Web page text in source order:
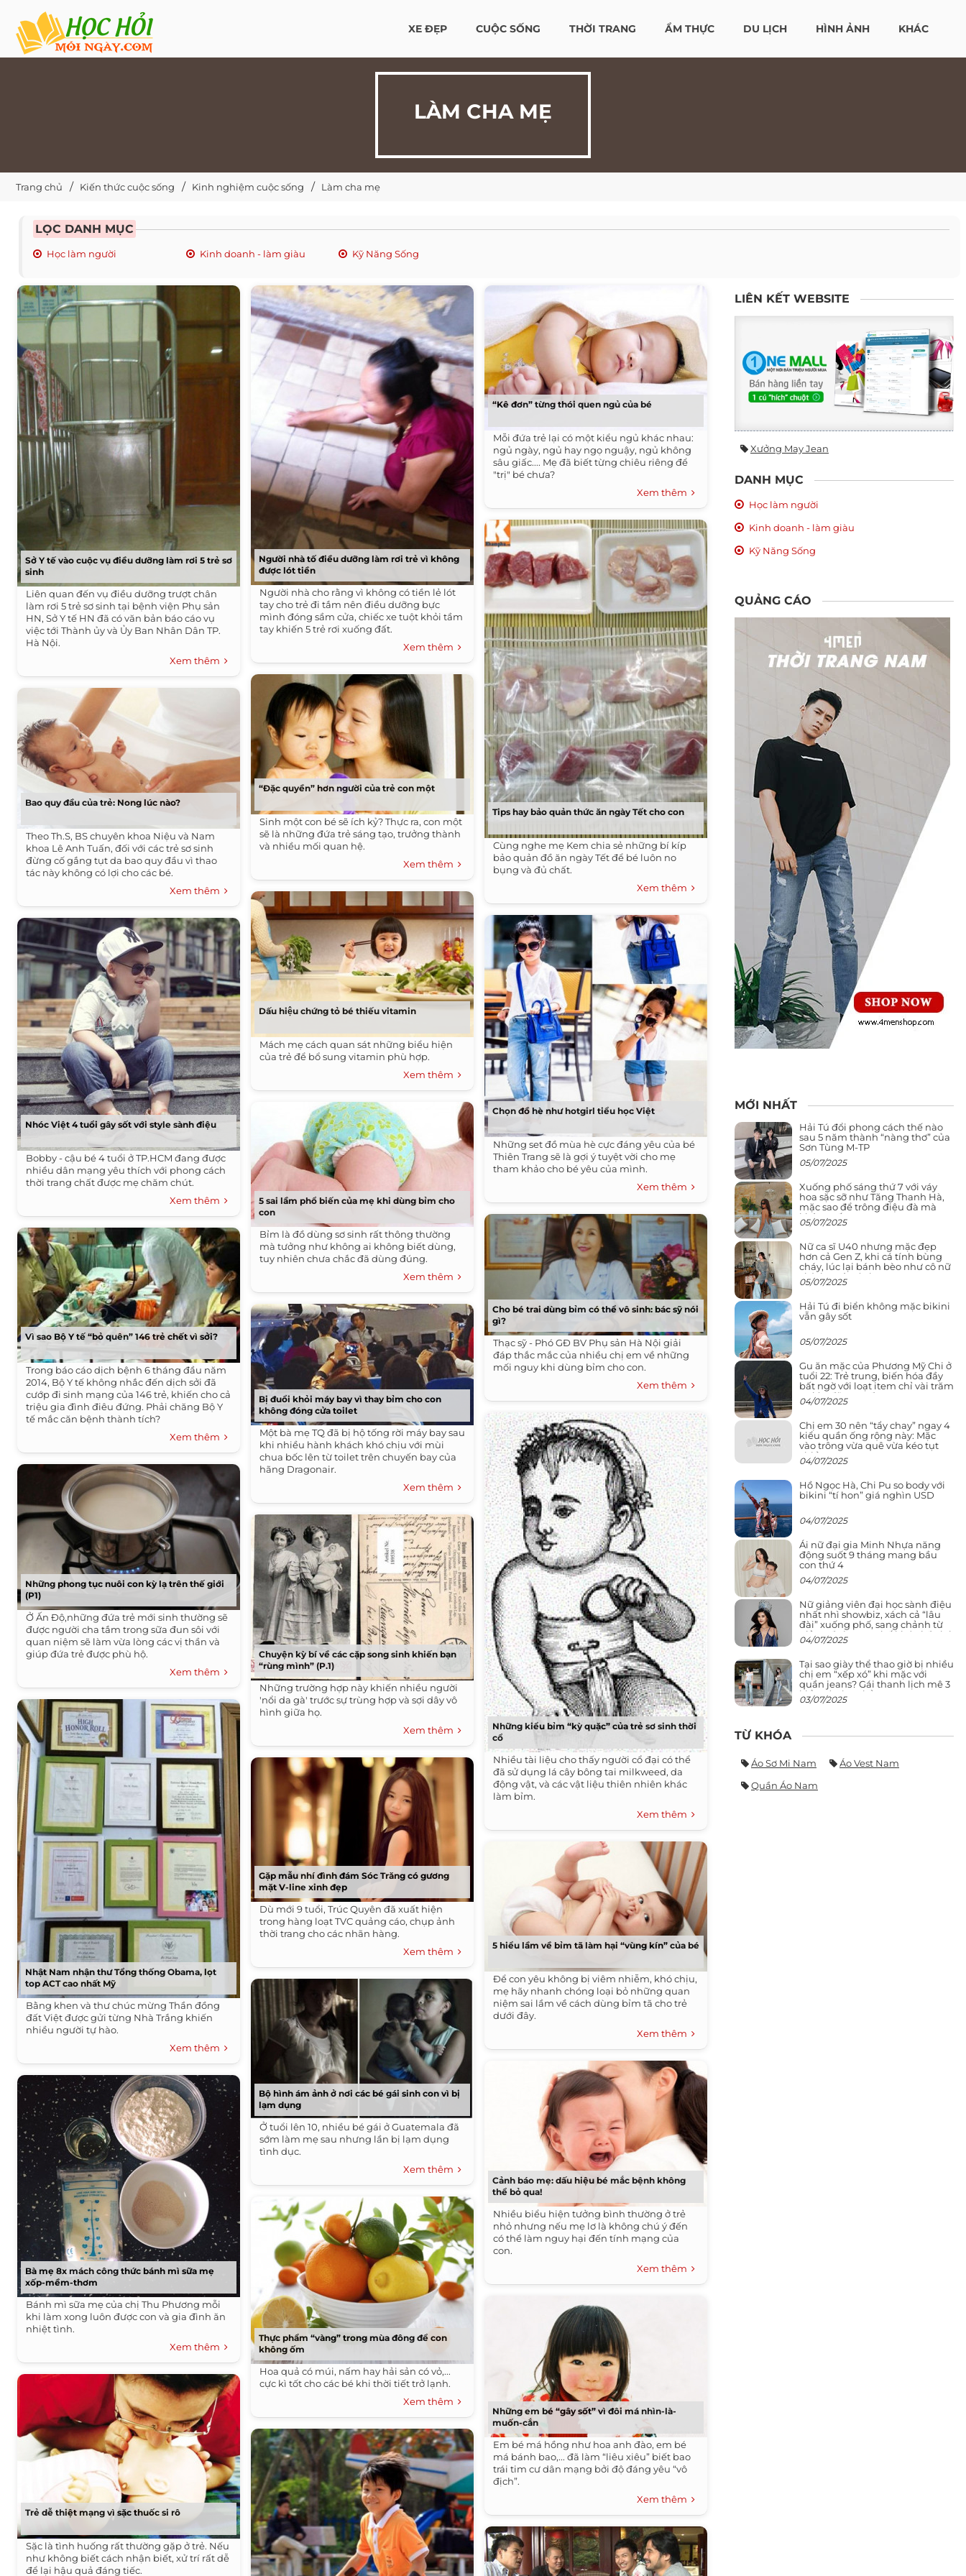
XE ĐẸP CUỘC SỐNG THỜI TRANG ẨM THỰC DU LỊCH HÌNH ẢNH KHÁC
LÀM CHA MẸ
Trang chủ Kiến thức cuộc sống Kinh nghiệm cuộc sống Làm cha mẹ
LỌC DANH MỤC
Học làm người Kinh doanh - làm giàu Kỹ Năng Sống
Sở Y tế vào cuộc vụ điều dưỡng làm rơi 5 trẻ sơ
sinh
Liên quan đến vụ điều dưỡng trượt chân
làm rơi 5 trẻ sơ sinh tại bệnh viện Phụ sản
HN, Sở Y tế HN đã có văn bản báo cáo vụ
việc tới Thành ủy và Ủy Ban Nhân Dân TP.
Hà Nội.
Xem thêm
Bao quy đầu của trẻ: Nong lúc nào?
Theo Th.S, BS chuyên khoa Niệu và Nam
khoa Lê Anh Tuấn, đối với các trẻ sơ sinh
đừng cố gắng tụt da bao quy đầu vì thao
tác này không có lợi cho các bé.
Xem thêm
Nhóc Việt 4 tuổi gây sốt với style sành điệu
Bobby - cậu bé 4 tuổi ở TP.HCM đang được
nhiều dân mạng yêu thích với phong cách
thời trang chất được mẹ chăm chút.
Xem thêm
Vì sao Bộ Y tế “bỏ quên” 146 trẻ chết vì sởi?
Trong báo cáo dịch bệnh 6 tháng đầu năm
2014, Bộ Y tế không nhắc đến dịch sởi đã
cướp đi sinh mạng của 146 trẻ, khiến cho cả
triệu gia đình điêu đứng. Phải chăng Bộ Y
tế mắc căn bệnh thành tích?
Xem thêm
Những phong tục nuôi con kỳ lạ trên thế giới
(P1)
Ở Ấn Độ,những đứa trẻ mới sinh thường sẽ
được người cha tắm trong sữa đun sôi với
quan niệm sẽ làm vừa lòng các vị thần và
giúp đứa trẻ được phù hộ.
Xem thêm
Nhật Nam nhận thư Tổng thống Obama, lọt
top ACT cao nhất Mỹ
Bằng khen và thư chúc mừng Thần đồng
đất Việt được gửi từng Nhà Trắng khiến
nhiều người tự hào.
Xem thêm
Bà mẹ 8x mách công thức bánh mì sữa mẹ
xốp-mềm-thơm
Bánh mì sữa mẹ của chị Thu Phương mỗi
khi làm xong luôn được con và gia đình ăn
nhiệt tình.
Xem thêm
Trẻ dễ thiệt mạng vì sặc thuốc si rô
Sặc là tình huống rất thường gặp ở trẻ. Nếu
như không biết cách nhận biết, xử trí rất dễ
để lại hậu quả đáng tiếc.
Người nhà tố điều dưỡng làm rơi trẻ vì không
được lót tiền
Người nhà cho rằng vì không có tiền lẻ lót
tay cho trẻ đi tắm nên điều dưỡng bực
mình đóng sầm cửa, chiếc xe tuột khỏi tầm
tay khiến 5 trẻ rơi xuống đất.
Xem thêm
“Đặc quyền” hơn người của trẻ con một
Sinh một con bé sẽ ích kỷ? Thực ra, con một
sẽ là những đứa trẻ sáng tạo, trưởng thành
và nhiều mối quan hệ.
Xem thêm
Dấu hiệu chứng tỏ bé thiếu vitamin
Mách mẹ cách quan sát những biểu hiện
của trẻ để bổ sung vitamin phù hợp.
Xem thêm
5 sai lầm phổ biến của mẹ khi dùng bỉm cho
con
Bỉm là đồ dùng sơ sinh rất thông thường
mà tưởng như không ai không biết dùng,
tuy nhiên chưa chắc đã dùng đúng.
Xem thêm
Bị đuổi khỏi máy bay vì thay bỉm cho con
không đóng cửa toilet
Một bà mẹ TQ đã bị hộ tống rời máy bay sau
khi nhiều hành khách khó chịu với mùi
chua bốc lên từ toilet trên chuyến bay của
hãng Dragonair.
Xem thêm
Chuyện kỳ bí về các cặp song sinh khiến bạn
“rùng mình” (P.1)
Những trường hợp này khiến nhiều người
'nổi da gà' trước sự trùng hợp và sợi dây vô
hình giữa họ.
Xem thêm
Gặp mẫu nhí đình đám Sóc Trăng có gương
mặt V-line xinh đẹp
Dù mới 9 tuổi, Trúc Quyên đã xuất hiện
trong hàng loạt TVC quảng cáo, chụp ảnh
thời trang cho các nhãn hàng.
Xem thêm
Bộ hình ám ảnh ở nơi các bé gái sinh con vì bị
lạm dụng
Ở tuổi lên 10, nhiều bé gái ở Guatemala đã
sớm làm mẹ sau nhưng lần bị lạm dụng
tình dục.
Xem thêm
Thực phẩm “vàng” trong mùa đông để con
không ốm
Hoa quả có múi, nấm hay hải sản có vỏ,...
cực kì tốt cho các bé khi thời tiết trở lạnh.
Xem thêm
“Kê đơn” từng thói quen ngủ của bé
Mỗi đứa trẻ lại có một kiểu ngủ khác nhau:
ngủ ngày, ngủ hay ngọ nguậy, ngủ không
sâu giấc.... Mẹ đã biết từng chiêu riêng để
"trị" bé chưa?
Xem thêm
Tips hay bảo quản thức ăn ngày Tết cho con
Cùng nghe mẹ Kem chia sẻ những bí kíp
bảo quản đồ ăn ngày Tết để bé luôn no
bụng và đủ chất.
Xem thêm
Chọn đồ hè như hotgirl tiểu học Việt
Những set đồ mùa hè cực đáng yêu của bé
Thiên Trang sẽ là gợi ý tuyệt vời cho mẹ
tham khảo cho bé yêu của mình.
Xem thêm
Cho bé trai dùng bỉm có thể vô sinh: bác sỹ nói
gì?
Thạc sỹ - Phó GĐ BV Phụ sản Hà Nội giải
đáp thắc mắc của nhiều chị em về những
mối nguy khi dùng bỉm cho con.
Xem thêm
Những kiểu bỉm “kỳ quặc” của trẻ sơ sinh thời
cổ
Nhiều tài liệu cho thấy người cổ đại có thể
đã sử dụng lá cây bông tai milkweed, da
động vật, và các vật liệu thiên nhiên khác
làm bỉm.
Xem thêm
5 hiểu lầm về bỉm tã làm hại “vùng kín” của bé
Để con yêu không bị viêm nhiễm, khó chịu,
mẹ hãy nhanh chóng loại bỏ những quan
niệm sai lầm về cách dùng bỉm tã cho trẻ
dưới đây.
Xem thêm
Cảnh báo mẹ: dấu hiệu bé mắc bệnh không
thể bỏ qua!
Nhiều biểu hiện tưởng bình thường ở trẻ
nhỏ nhưng nếu mẹ lơ là không chú ý đến
có thể làm nguy hại đến tính mạng của
con.
Xem thêm
Những em bé “gây sốt” vì đôi má nhìn-là-
muốn-cắn
Em bé má hồng như hoa anh đào, em bé
má bánh bao,... đã làm “liêu xiêu” biết bao
trái tim cư dân mạng bởi độ đáng yêu “vô
địch”.
Xem thêm
LIÊN KẾT WEBSITE
Xưởng May Jean
DANH MỤC
Học làm người
Kinh doanh - làm giàu
Kỹ Năng Sống
QUẢNG CÁO
MỚI NHẤT
Hải Tú đổi phong cách thế nào
sau 5 năm thành “nàng thơ” của
Sơn Tùng M-TP
05/07/2025
Xuống phố sáng thứ 7 với váy
hoa sặc sỡ như Tăng Thanh Hà,
mặc sao để trông điệu đà mà
không sến
05/07/2025
Nữ ca sĩ U40 nhưng mặc đẹp
hơn cả Gen Z, khi cá tính bùng
cháy, lúc lại bánh bèo như cô nữ
chính ngôn tình
05/07/2025
Hải Tú đi biển không mặc bikini
vẫn gây sốt
05/07/2025
Gu ăn mặc của Phương Mỹ Chi ở
tuổi 22: Trẻ trung, biến hóa đầy
bất ngờ với loạt item chỉ vài trăm
nghìn đã mua được
04/07/2025
Chị em 30 nên “tẩy chay” ngay 4
kiểu quần ống rộng này: Mặc
vào trông vừa quê vừa kéo tụt
chiều cao
04/07/2025
Hồ Ngọc Hà, Chi Pu so body với
bikini “tí hon” giá nghìn USD
04/07/2025
Ái nữ đại gia Minh Nhựa năng
động suốt 9 tháng mang bầu
con thứ 4
04/07/2025
Nữ giảng viên đại học sành điệu
nhất nhì showbiz, xách cả “lâu
đài” xuống phố, sang chảnh từ
giảng đường ra phố khó ai đọ lại
04/07/2025
Tại sao giày thể thao giờ bị nhiều
chị em “xếp xó” khi mặc với
quần jeans? Gái thanh lịch mê 3
kiểu này hơn hẳn
03/07/2025
TỪ KHÓA
Áo Sơ Mi Nam
Áo Vest Nam
Quần Áo Nam